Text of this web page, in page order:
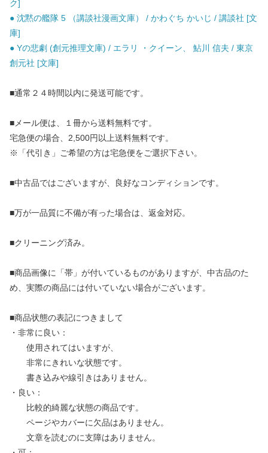
ク]
● 沈黙の艦隊 5 （講談社漫画文庫） / かわぐち かいじ / 講談社 [文
庫]
● Yの悲劇 (創元推理文庫) / エラリ ・クイーン、 鮎川 信夫 / 東京
創元社 [文庫]
■通常２４時間以内に発送可能です。
■メール便は、１冊から送料無料です。
宅急便の場合、2,500円以上送料無料です。
※「代引き」ご希望の方は宅急便をご選択下さい。
■中古品ではございますが、良好なコンディションです。
■万が一品質に不備が有った場合は、返金対応。
■クリーニング済み。
■商品画像に「帯」が付いているものがありますが、中古品のた
め、実際の商品には付いていない場合がございます。
■商品状態の表記につきまして
・非常に良い：
使用されてはいますが、
非常にきれいな状態です。
書き込みや線引きはありません。
・良い：
比較的綺麗な状態の商品です。
ページやカバーに欠品はありません。
文章を読むのに支障はありません。